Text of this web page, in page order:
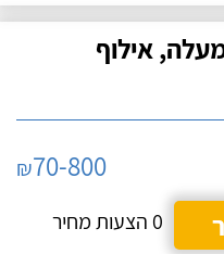
אילוף
₪70-800
0 הצעות מחיר